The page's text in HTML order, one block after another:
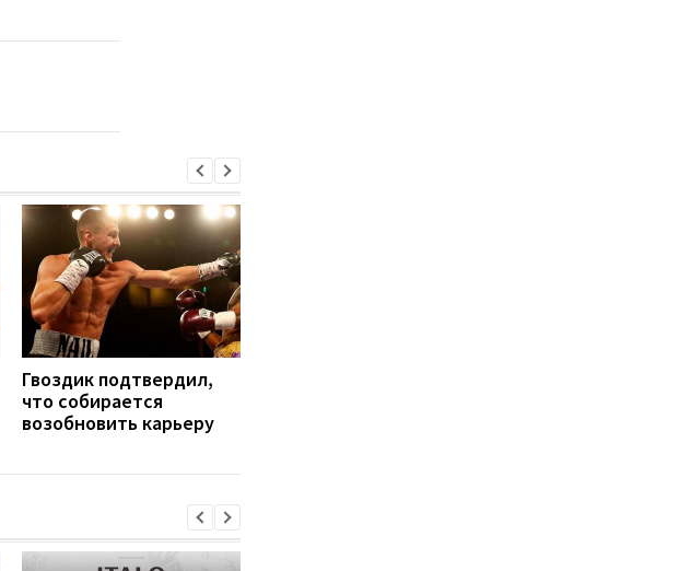
Гвоздик подтвердил,
что собирается
возобновить карьеру